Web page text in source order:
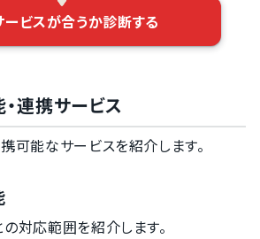
ービスが合うか診断する
連携サービス
可能なサービスを紹介します。
対応範囲を紹介します。